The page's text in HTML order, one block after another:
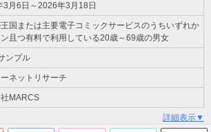
3月6日～2026年3月18日
王国または主要電子コミックサービスのうちいずれか
且つ有料で利用している20歳～69歳の男女
ンプル
ネットリサーチ
MARCS
詳細表示▼